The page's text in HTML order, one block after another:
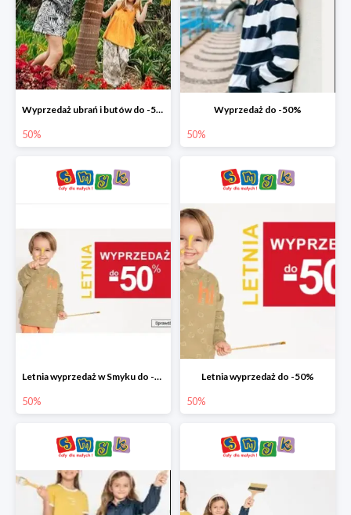
Wyprzedaż ubrań i butów do -50%
50%
Wyprzedaż do -50%
50%
Letnia wyprzedaż w Smyku do -50%
50%
Letnia wyprzedaż do -50%
50%